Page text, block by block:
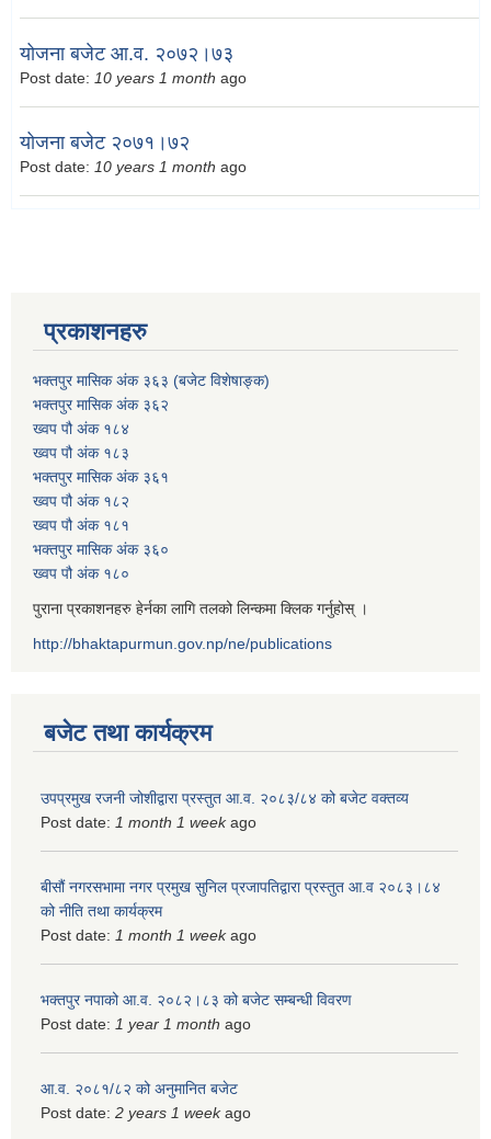
योजना बजेट आ.व. २०७२।७३
Post date: 10 years 1 month ago
योजना बजेट २०७१।७२
Post date: 10 years 1 month ago
प्रकाशनहरु
भक्तपुर मासिक अंक ३६३ (बजेट विशेषाङ्क)
भक्तपुर मासिक अंक ३६२
ख्वप पौ अंक १८४
ख्वप पौ अंक १८३
भक्तपुर मासिक अंक ३६१
ख्वप पौ अंक १८२
ख्वप पौ अंक १८१
भक्तपुर मासिक अंक ३६०
ख्वप पौ अंक १८०
पुराना प्रकाशनहरु हेर्नका लागि तलको लिन्कमा क्लिक गर्नुहोस् ।
http://bhaktapurmun.gov.np/ne/publications
बजेट तथा कार्यक्रम
उपप्रमुख रजनी जोशीद्वारा प्रस्तुत आ.व. २०८३/८४ को बजेट वक्तव्य
Post date: 1 month 1 weekago
बीसौं नगरसभामा नगर प्रमुख सुनिल प्रजापतिद्वारा प्रस्तुत आ.व‍ २०८३।८४
को नीति तथा कार्यक्रम
Post date: 1 month 1 weekago
भक्तपुर नपाको आ.व. २०८२।८३ को बजेट सम्बन्धी विवरण
Post date: 1 year 1 month ago
आ.व. २०८१/८२ को अनुमानित बजेट
Post date: 2 years 1 weekago